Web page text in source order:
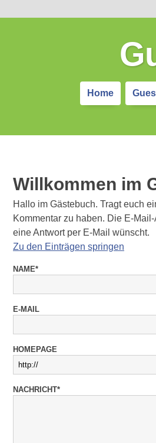
Home
Willkommen im
Hallo im Gästebuch. Tragt euch
Kommentar zu haben. Die E-
eine Antwort per E-Mail wünscht.
Zu den Einträgen springen
NAME*
E-MAIL
HOMEPAGE
NACHRICHT*